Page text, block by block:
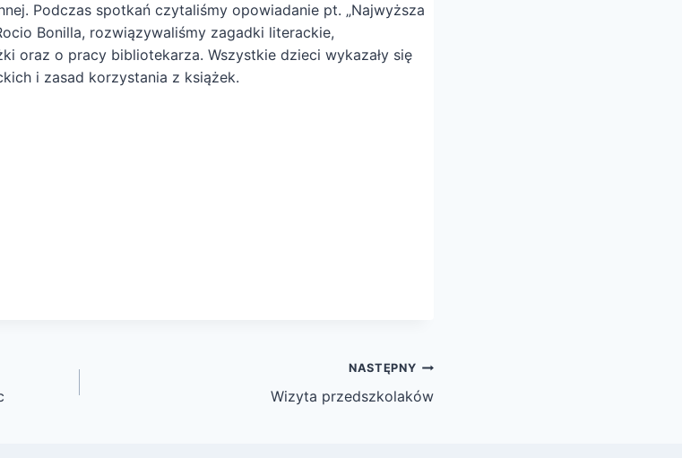
Podczas spotkań czytaliśmy opowiadanie pt. „Najwyższa
Bonilla, rozwiązywaliśmy zagadki literackie,
oraz o pracy bibliotekarza. Wszystkie dzieci wykazały się
i zasad korzystania z książek.
NASTĘPNY
Wizyta przedszkolaków